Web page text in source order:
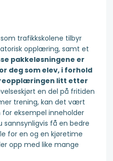
trafikkskolene tilbyr
opplæring, samt et
pakkeløsningene er
deg som elev, i forhold
litt etter
en del på fritiden
trening, kan det vært
eksempel inneholder
sannsynligvis få en bedre
for en og en kjøretime
opp med like mange